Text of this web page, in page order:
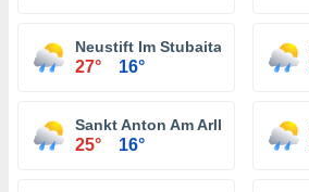
Neustift Im Stubaital
27° 16°
Sankt Anton Am Arlberg
25° 16°